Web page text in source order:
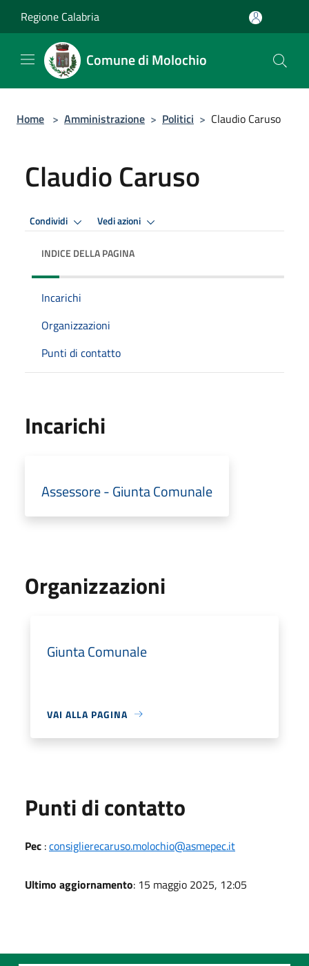
Regione Calabria
Comune di Molochio
Home > Amministrazione > Politici > Claudio Caruso
Claudio Caruso
Condividi Vedi azioni
INDICE DELLA PAGINA
Incarichi
Organizzazioni
Punti di contatto
Incarichi
Assessore - Giunta Comunale
Organizzazioni
Giunta Comunale
VAI ALLA PAGINA
Punti di contatto
Pec :consiglierecaruso.molochio@asmepec.it
Ultimo aggiornamento: 15 maggio 2025, 12:05